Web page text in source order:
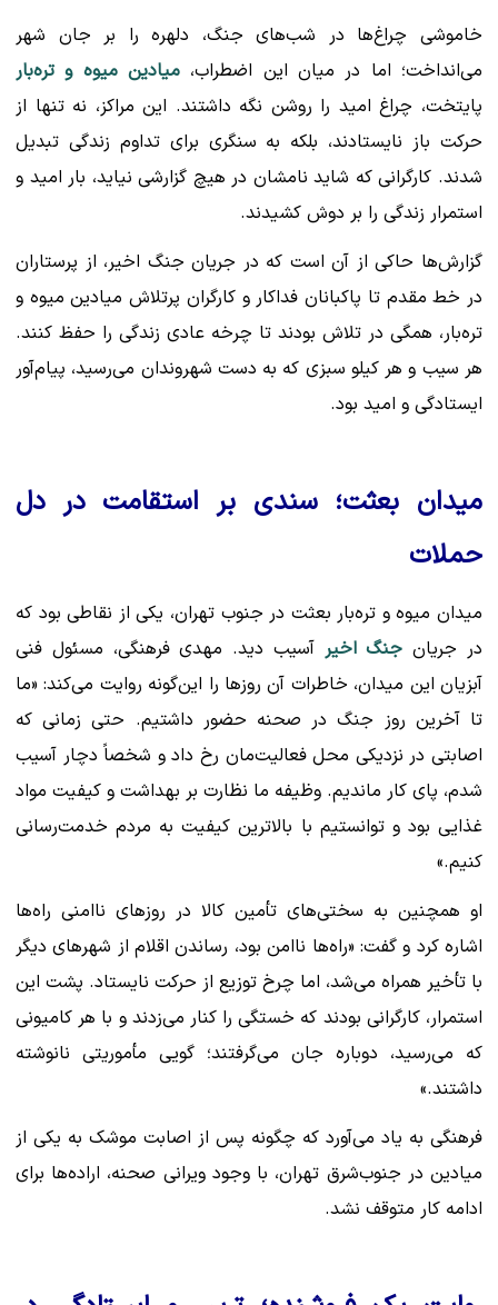
خاموشی چراغ‌ها در شب‌های جنگ، دلهره را بر جان شهر
می‌انداخت؛ اما در میان این اضطراب، میادین میوه و تره‌بار
پایتخت، چراغ امید را روشن نگه داشتند. این مراکز، نه تنها از
حرکت باز نایستادند، بلکه به سنگری برای تداوم زندگی تبدیل
شدند. کارگرانی که شاید نامشان در هیچ گزارشی نیاید، بار امید و
استمرار زندگی را بر دوش کشیدند.
گزارش‌ها حاکی از آن است که در جریان جنگ اخیر، از پرستاران
در خط مقدم تا پاکبانان فداکار و کارگران پرتلاش میادین میوه و
تره‌بار، همگی در تلاش بودند تا چرخه عادی زندگی را حفظ کنند.
هر سیب و هر کیلو سبزی که به دست شهروندان می‌رسید، پیام‌آور
ایستادگی و امید بود.
میدان بعثت؛ سندی بر استقامت در دل
حملات
میدان میوه و تره‌بار بعثت در جنوب تهران، یکی از نقاطی بود که
در جریان جنگ اخیر آسیب دید. مهدی فرهنگی، مسئول فنی
آبزیان این میدان، خاطرات آن روزها را این‌گونه روایت می‌کند: «ما
تا آخرین روز جنگ در صحنه حضور داشتیم. حتی زمانی که
اصابتی در نزدیکی محل فعالیت‌مان رخ داد و شخصاً دچار آسیب
شدم، پای کار ماندیم. وظیفه ما نظارت بر بهداشت و کیفیت مواد
غذایی بود و توانستیم با بالاترین کیفیت به مردم خدمت‌رسانی
کنیم.»
او همچنین به سختی‌های تأمین کالا در روزهای ناامنی راه‌ها
اشاره کرد و گفت: «راه‌ها ناامن بود، رساندن اقلام از شهرهای دیگر
با تأخیر همراه می‌شد، اما چرخ توزیع از حرکت نایستاد. پشت این
استمرار، کارگرانی بودند که خستگی را کنار می‌زدند و با هر کامیونی
که می‌رسید، دوباره جان می‌گرفتند؛ گویی مأموریتی نانوشته
داشتند.»
فرهنگی به یاد می‌آورد که چگونه پس از اصابت موشک به یکی از
میادین در جنوب‌شرق تهران، با وجود ویرانی صحنه، اراده‌ها برای
ادامه کار متوقف نشد.